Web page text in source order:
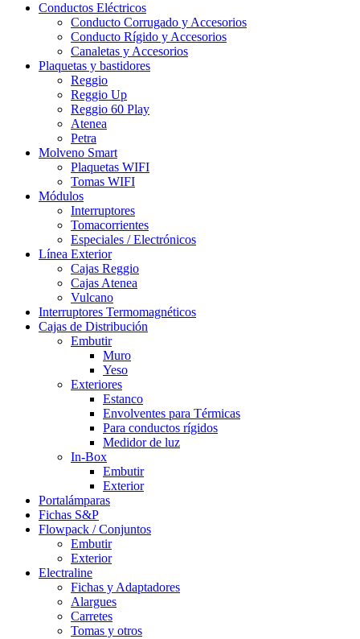
Conductos Eléctricos
Conducto Corrugado y Accesorios
Conducto Rígido y Accesorios
Canaletas y Accesorios
Plaquetas y bastidores
Reggio
Reggio Up
Reggio 60 Play
Atenea
Petra
Molveno Smart
Plaquetas WIFI
Tomas WIFI
Módulos
Interruptores
Tomacorrientes
Especiales / Electrónicos
Línea Exterior
Cajas Reggio
Cajas Atenea
Vulcano
Interruptores Termomagnéticos
Cajas de Distribución
Embutir
Muro
Yeso
Exteriores
Estanco
Envolventes para Térmicas
Para conductos rígidos
Medidor de luz
In-Box
Embutir
Exterior
Portalámparas
Fichas S&P
Flowpack / Conjuntos
Embutir
Exterior
Electraline
Fichas y Adaptadores
Alargues
Carretes
Tomas y otros